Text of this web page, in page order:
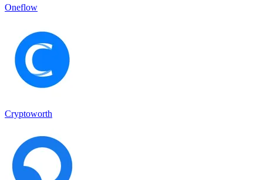
Oneflow
Cryptoworth